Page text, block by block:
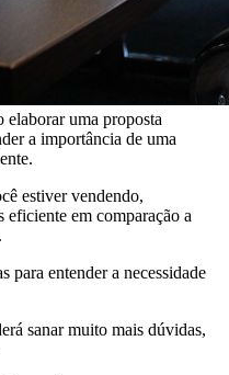
elaborar uma proposta
a importância de uma
estiver vendendo,
em comparação a
para entender a necessidade
sanar muito mais dúvidas,